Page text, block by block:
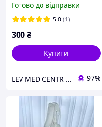
Готово до відправки
5.0 (1)
300₴
Купити
LEV MED CENTR Офіційний представник продукції "Клін Стрім" у Західному регіоні 97%